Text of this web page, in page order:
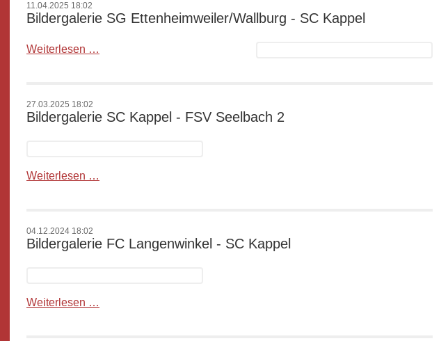
SG
Nonnenweier/Allmansweier
11.04.2025 18:02
Bildergalerie SG Ettenheimweiler/Wallburg - SC Kappel
Weiterlesen …
SC
Kappel
27.03.2025 18:02
Bildergalerie SC Kappel - FSV Seelbach 2
Weiterlesen …
FSV
Seelbach
04.12.2024 18:02
Bildergalerie FC Langenwinkel - SC Kappel
Weiterlesen …